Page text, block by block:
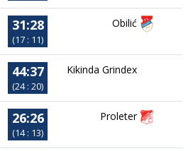
31:28
(17 : 11)
Obilić
44:37
(24 : 20)
Kikinda Grindex
26:26
(14 : 13)
Proleter